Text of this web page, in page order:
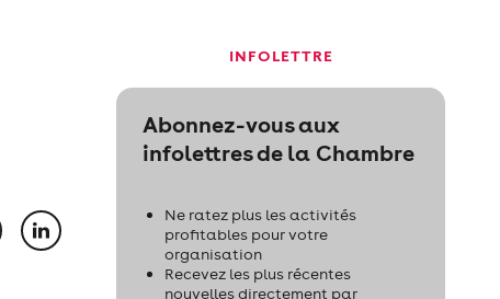
INFOLETTRE
Abonnez-vous aux
infolettres de la Chambre
Ne ratez plus les activités
profitables pour votre
organisation
Recevez les plus récentes
nouvelles directement par